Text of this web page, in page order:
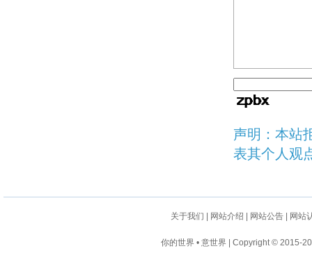
声明：本站
表其个人观
关于我们 网站介绍 网站公告 网站
你的世界 • 意世界 | Copyright © 2015-